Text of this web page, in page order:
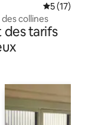
5 (17)
collines
des tarifs